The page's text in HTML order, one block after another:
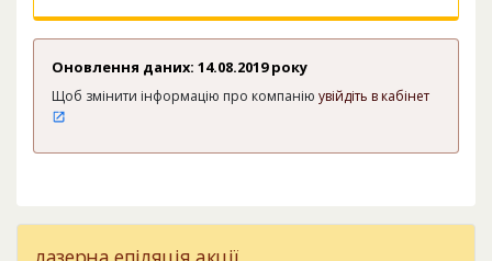
Оновлення даних: 14.08.2019 року
Щоб змінити інформацію про компанію увійдіть в кабінет